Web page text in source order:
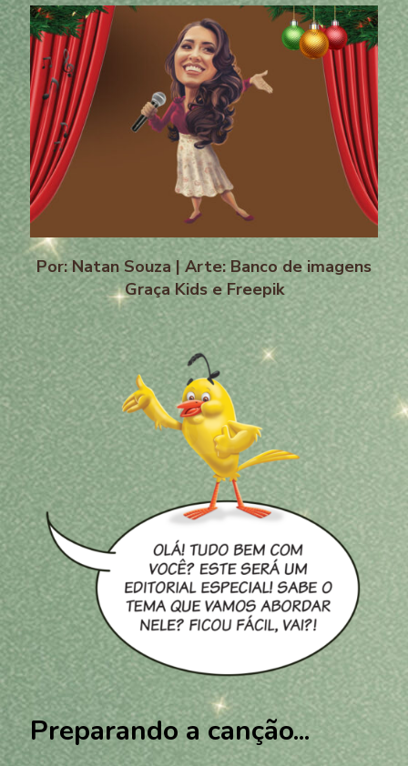
Por: Natan Souza | Arte: Banco de imagens
Graça Kids e Freepik
Preparando a canção...